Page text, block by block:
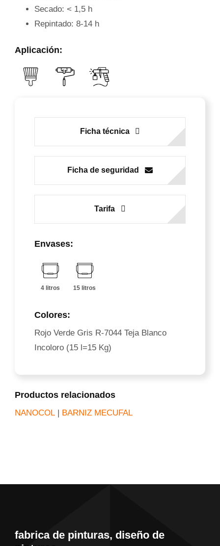
Secado: < 1,5 h
Repintado: 8-14 h
Aplicación:
Ficha técnica
Ficha de seguridad
Tarifa
Envases:
4 litros 15 litros
Colores:
Rojo Verde Gris R-7044 Teja Blanco
Incoloro (15 l=15 Kg)
Productos relacionados
NANOCOL| BARNIZ MECUFAL
fabrica de pinturas, diseño de